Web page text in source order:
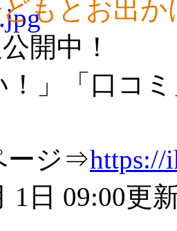
もとお出
開中！
！」「口コ
ージ⇒https://
1日 09:00更